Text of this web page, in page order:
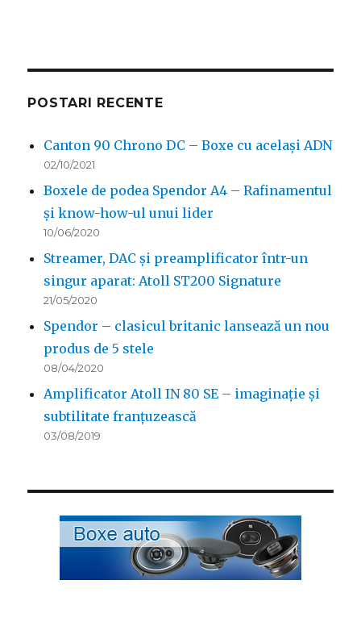
POSTARI RECENTE
Canton 90 Chrono DC – Boxe cu același ADN
02/10/2021
Boxele de podea Spendor A4 – Rafinamentul
și know-how-ul unui lider
10/06/2020
Streamer, DAC și preamplificator într-un
singur aparat: Atoll ST200 Signature
21/05/2020
Spendor – clasicul britanic lansează un nou
produs de 5 stele
08/04/2020
Amplificator Atoll IN 80 SE – imaginație și
subtilitate franțuzească
03/08/2019